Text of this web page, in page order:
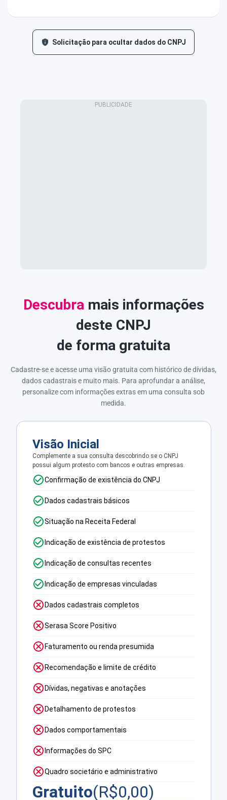
Solicitação para ocultar dados do CNPJ
Descubra mais informações
deste CNPJ
de forma gratuita
Cadastre-se e acesse uma visão gratuita com histórico de dívidas,
dados cadastrais e muito mais. Para aprofundar a análise,
personalize com informações extras em uma consulta sob
medida.
Visão Inicial
Complemente a sua consulta descobrindo se o CNPJ
possui algum protesto com bancos e outras empresas.
Confirmação de existência do CNPJ
Dados cadastrais básicos
Situação na Receita Federal
Indicação de existência de protestos
Indicação de consultas recentes
Indicação de empresas vinculadas
Dados cadastrais completos
Serasa Score Positivo
Faturamento ou renda presumida
Recomendação e limite de crédito
Dívidas, negativas e anotações
Detalhamento de protestos
Dados comportamentais
Informações do SPC
Quadro societário e administrativo
Gratuito(R$0,00)